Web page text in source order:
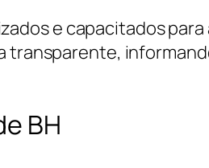
e capacitados
transparente,
BH